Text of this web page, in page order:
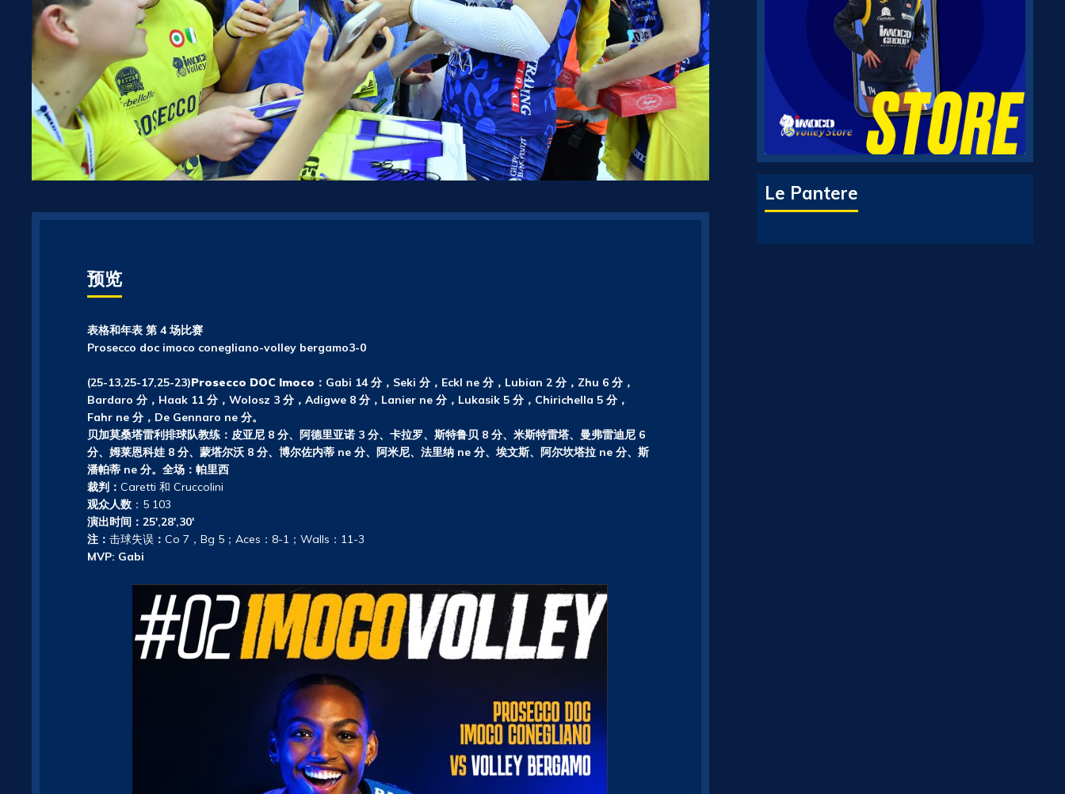
预览
表格和年表 第 4 场比赛
Prosecco doc imoco conegliano-volley bergamo3-0
(25-13,25-17,25-23)Prosecco DOC Imoco： Gabi 14 分，Seki 分，Eckl ne 分，Lubian 2 分，Zhu 6 分，
Bardaro 分，Haak 11 分，Wolosz 3 分，Adigwe 8 分，Lanier ne 分，Lukasik 5 分，Chirichella 5 分，
Fahr ne 分，De Gennaro ne 分。
贝加莫桑塔雷利排球队教练：皮亚尼 8 分、阿德里亚诺 3 分、卡拉罗、斯特鲁贝 8 分、米斯特雷塔、曼弗雷迪尼 6
分、姆莱恩科娃 8 分、蒙塔尔沃 8 分、博尔佐内蒂 ne 分、阿米尼、法里纳 ne 分、埃文斯、阿尔坎塔拉 ne 分、斯
潘帕蒂 ne 分。全场：帕里西
裁判： Caretti 和 Cruccolini
观众人数 ：5 103
演出时间：25′,28′,30′
注： 击球失误 ： Co 7，Bg 5；Aces：8-1；Walls：11-3
MVP: Gabi
Le Pantere